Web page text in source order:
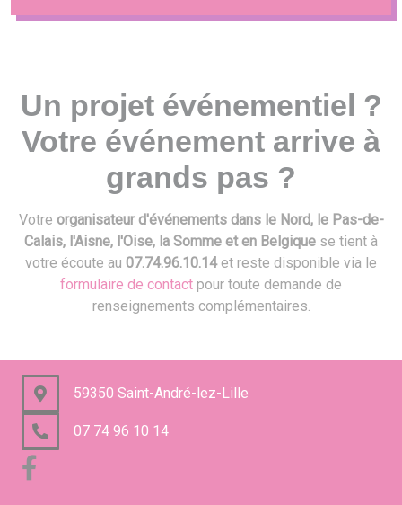
Un projet événementiel ?
Votre événement arrive à
grands pas ?
Votre organisateur d'événements dans le Nord, le Pas-de-
Calais, l'Aisne, l'Oise, la Somme et en Belgique se tient à
votre écoute au 07.74.96.10.14et reste disponible via le
formulaire de contact pour toute demande de
renseignements complémentaires.
59350 Saint-André-lez-Lille
07 74 96 10 14